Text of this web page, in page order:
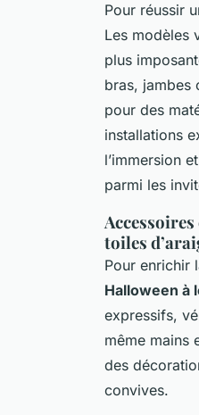
Pour réussir
Les modèles
plus
bras, jambes
pour des
installations
l’immersion
parmi les
toiles
Pour enrichir
Halloween à
expressifs,
même mains
des
convives.